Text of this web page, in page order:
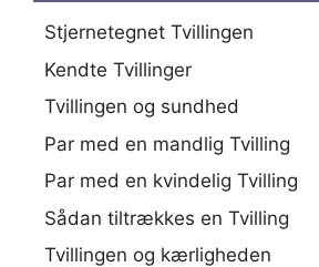
Stjernetegnet Tvillingen
Kendte Tvillinger
Tvillingen og sundhed
Par med en mandlig Tvilling
Par med en kvindelig Tvilling
Sådan tiltrækkes en Tvilling
Tvillingen og kærligheden